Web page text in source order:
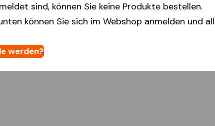
sind, können Sie keine Produkte bestellen.
können Sie sich im Webshop anmelden und
werden?